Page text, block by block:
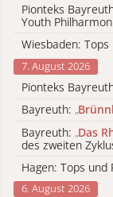
Pionteks
Youth
Wiesbaden: Tops
7. August 2026
Pionteks
Bayreuth: „
Bayreuth: „Das
des zweiten
Hagen: Tops und
6. August 2026